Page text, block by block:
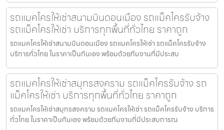
รถแมคโครให้เช่าสนามบินดอนเมือง รถแม็คโครรับจ้าง
รถแม็คโครให้เช่า บริการทุกพื้นที่ทั่วไทย ราคาถูก
รถแมคโครให้เช่าสนามบินดอนเมือง รถแมคโครให้เช่า รถแม็คโครรับจ้าง
บริการทั่วไทย ในราคาเป็นกันเอง พร้อมด้วยทีมงานที่มีประสบ
รถแมคโครให้เช่าสมุทรสงคราม รถแม็คโครรับจ้าง รถ
แม็คโครให้เช่า บริการทุกพื้นที่ทั่วไทย ราคาถูก
รถแมคโครให้เช่าสมุทรสงคราม รถแมคโครให้เช่า รถแม็คโครรับจ้าง บริการ
ทั่วไทย ในราคาเป็นกันเอง พร้อมด้วยทีมงานที่มีประสบการณ